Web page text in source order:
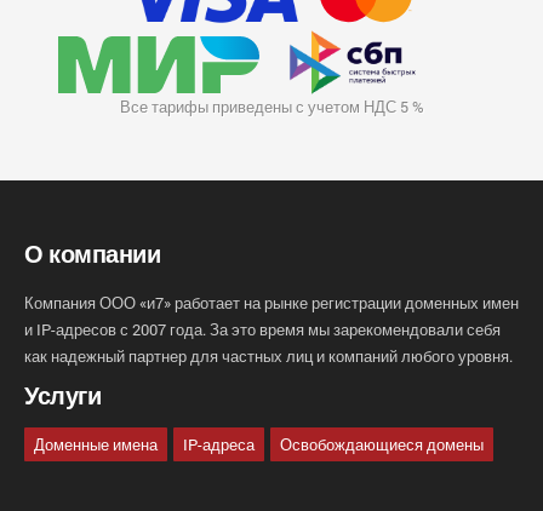
Все тарифы приведены с учетом НДС 5 %
О компании
Компания ООО «и7» работает на рынке регистрации доменных имен
и IP-адресов с 2007 года. За это время мы зарекомендовали себя
как надежный партнер для частных лиц и компаний любого уровня.
Услуги
Доменные имена IP-адреса Освобождающиеся домены